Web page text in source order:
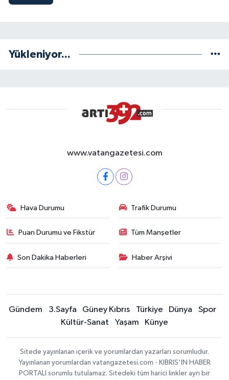
Yükleniyor...
www.vatangazetesi.com
Hava Durumu Trafik Durumu
Puan Durumu ve Fikstür Tüm Manşetler
Son Dakika Haberleri Haber Arşivi
Gündem 3.Sayfa Güney Kıbrıs Türkiye Dünya
Spor
Kültür-Sanat
Yaşam Künye
Sitede yayınlanan içerik ve yorumlardan yazarları sorumludur.
Yayınlanan yorumlardan vatangazetesi.com - KIBRIS'IN HABER
PORTALI sorumlu tutulamaz. Sitedeki tüm harici linkler ayrı bir